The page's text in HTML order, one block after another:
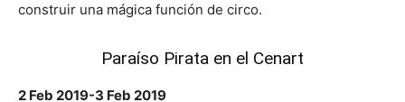
construir una mágica función de circo.
Paraíso Pirata en el Cenart
2 Feb 2019-3 Feb 2019